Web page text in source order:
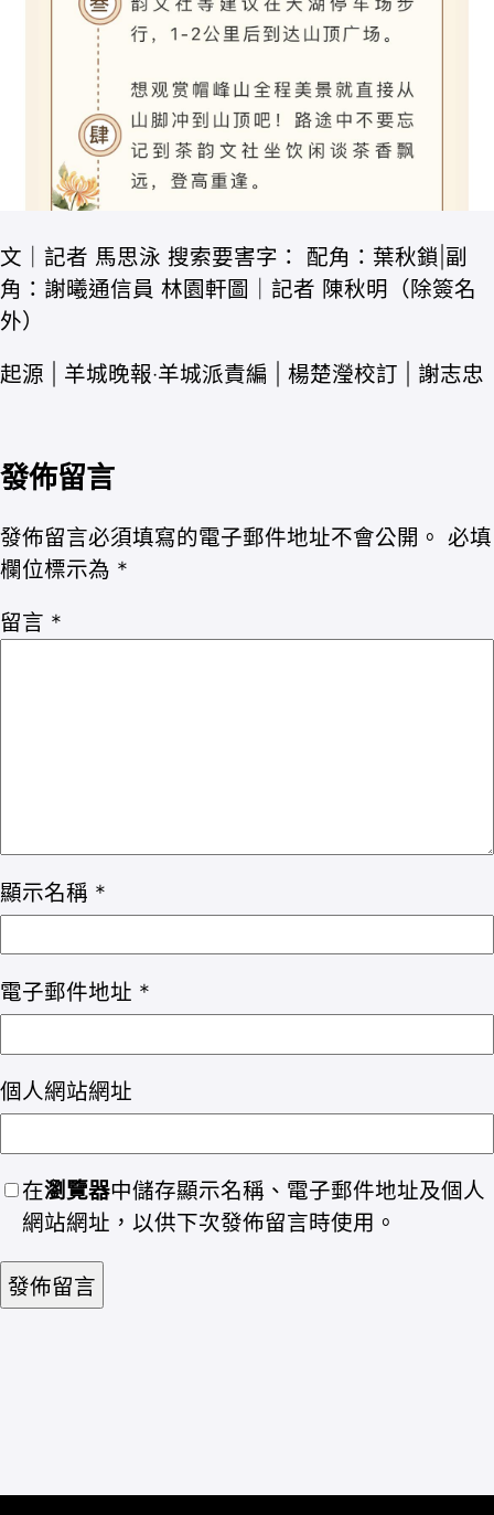
文｜記者 馬思泳 搜索要害字： 配角：葉秋鎖|副
角：謝曦通信員 林園軒圖｜記者 陳秋明（除簽名
外）
起源 | 羊城晚報·羊城派責編 | 楊楚瀅校訂 | 謝志忠
發佈留言
發佈留言必須填寫的電子郵件地址不會公開。 必填
欄位標示為 *
留言 *
顯示名稱 *
電子郵件地址 *
個人網站網址
在瀏覽器中儲存顯示名稱、電子郵件地址及個人
網站網址，以供下次發佈留言時使用。